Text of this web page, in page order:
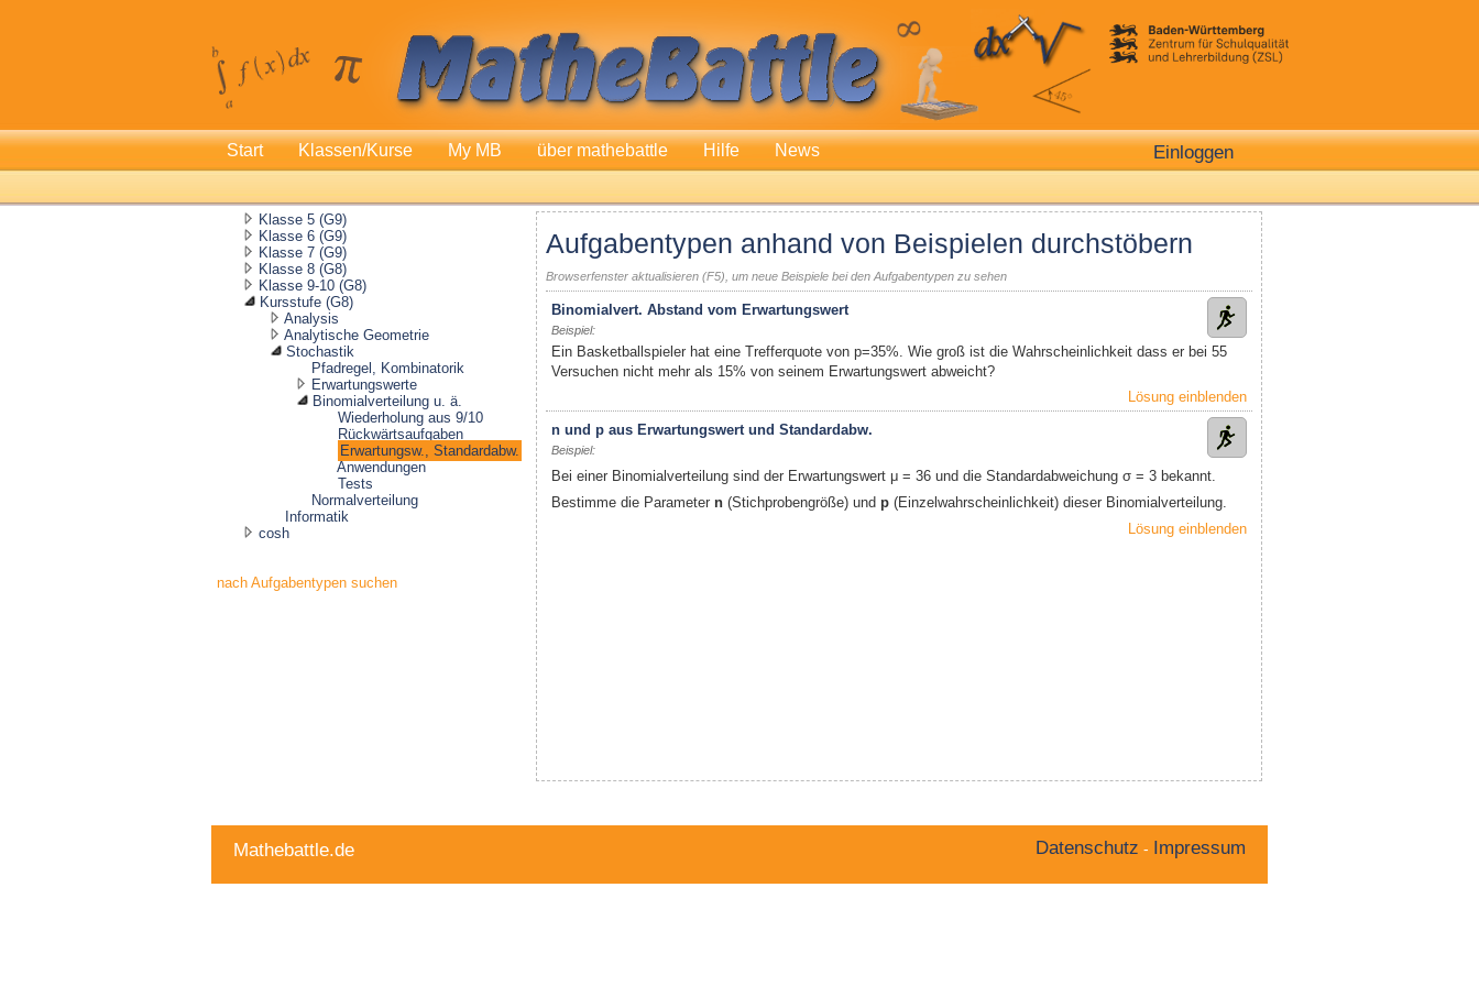
Start Klassen/Kurse My MB über mathebattle Hilfe News Einloggen
Klasse 5 (G9)
Klasse 6 (G9)
Klasse 7 (G9)
Klasse 8 (G8)
Klasse 9-10 (G8)
Kursstufe (G8)
Analysis
Analytische Geometrie
Stochastik
Pfadregel, Kombinatorik
Erwartungswerte
Binomialverteilung u. ä.
Wiederholung aus 9/10
Rückwärtsaufgaben
Erwartungsw., Standardabw.
Anwendungen
Tests
Normalverteilung
Informatik
cosh
nach Aufgabentypen suchen
Aufgabentypen anhand von Beispielen durchstöbern
Browserfenster aktualisieren (F5), um neue Beispiele bei den Aufgabentypen zu sehen
Binomialvert. Abstand vom Erwartungswert
Beispiel:
Ein Basketballspieler hat eine Trefferquote von p=35%. Wie groß ist die Wahrscheinlichkeit dass er bei 55
Versuchen nicht mehr als 15% von seinem Erwartungswert abweicht?
Lösung einblenden
n und p aus Erwartungswert und Standardabw.
Beispiel:
Bei einer Binomialverteilung sind der Erwartungswert μ = 36 und die Standardabweichung σ = 3 bekannt.
Bestimme die Parameter n (Stichprobengröße) und p (Einzelwahrscheinlichkeit) dieser Binomialverteilung.
Lösung einblenden
Datenschutz - Impressum
Mathebattle.de